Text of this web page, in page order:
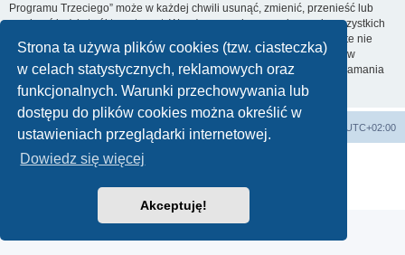
Strona ta używa plików cookies (tzw. ciasteczka)
w celach statystycznych, reklamowych oraz
funkcjonalnych. Warunki przechowywania lub
dostępu do plików cookies można określić w
ustawieniach przeglądarki internetowej.
Dowiedz się więcej
Akceptuję!
Programu Trzeciego” może w każdej chwili usunąć, zmienić, przenieść lub
zamknąć każdy twój temat, post. Wyrażasz zgodę na zapisywanie wszystkich
podanych przez ciebie informacji w naszej bazie danych. Informacje te nie
będą przekazywane nikomu bez twojej zgody, ale ani „Lista Przebojów
Programu Trzeciego”, ani phpBB nie ponosi odpowiedzialności za włamania
do witryny, podczas których może dojść do kradzieży danych.
Lista Przebojów Programu Trzeciego UTC+02:00
Technologię dostarcza
Zasady ochrony danych osobowych